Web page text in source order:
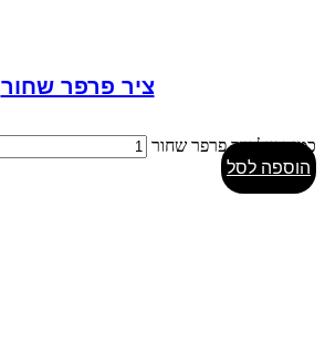
ציר פרפר שחור
כמות של ציר פרפר שחור
הוספה לסל